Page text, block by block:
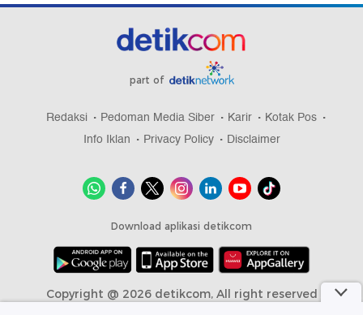
part of
Redaksi Pedoman Media Siber Karir
Kotak Pos
Info Iklan
Privacy Policy Disclaimer
Download aplikasi detikcom
Copyright @ 2026 detikcom, All right reserved